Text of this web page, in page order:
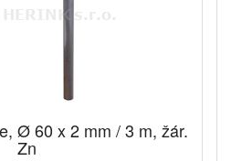
Ø 60 x 2 mm / 3 m, žár.
Zn